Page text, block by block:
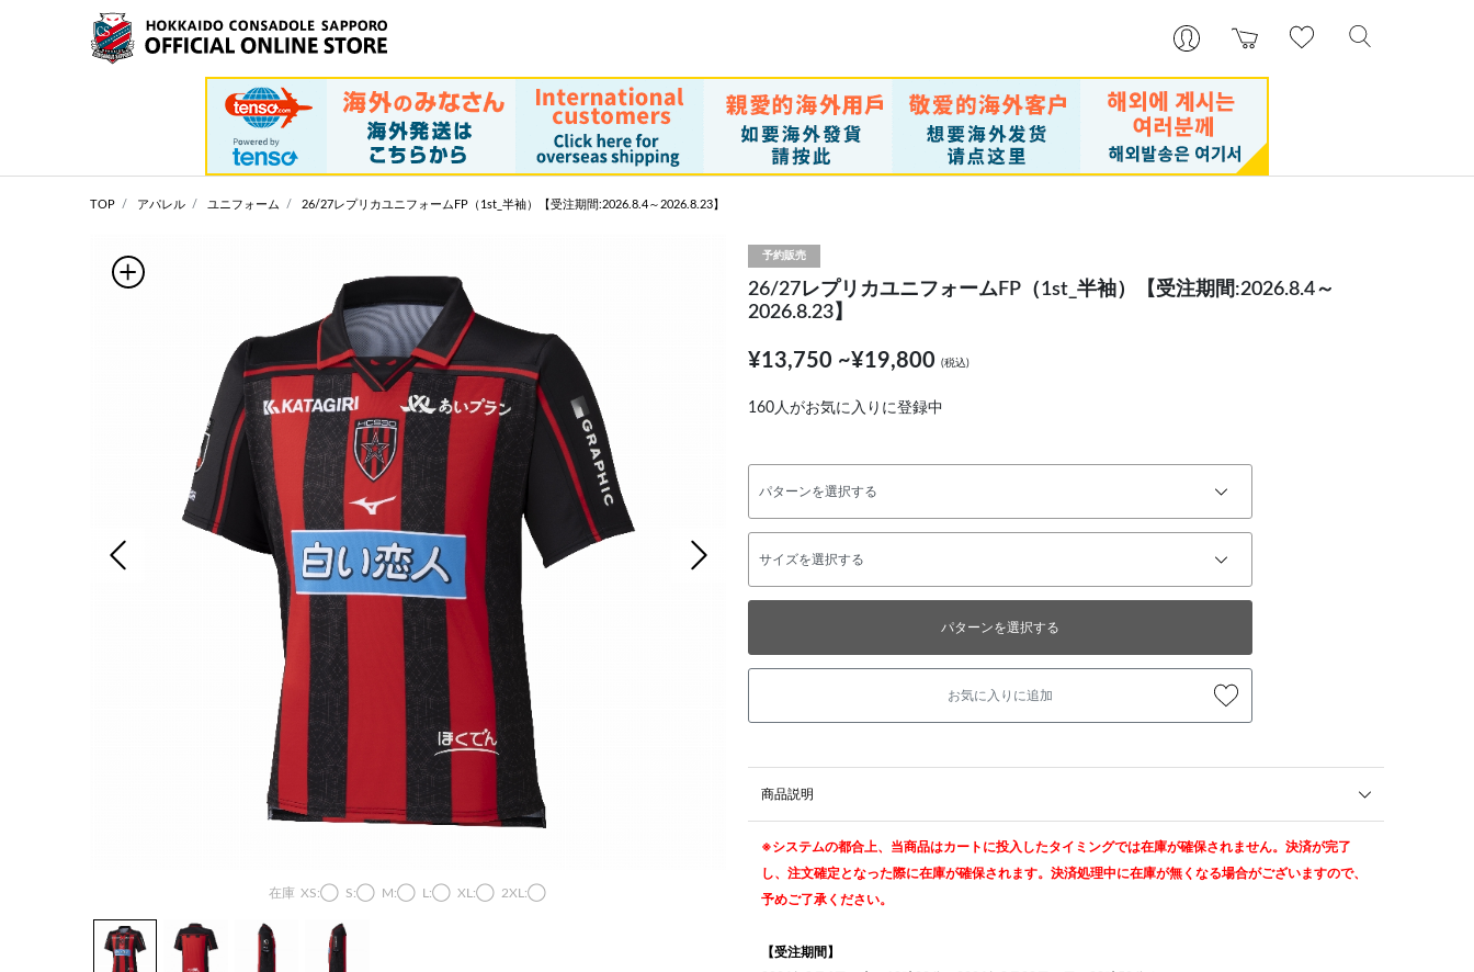
TOP アパレル ユニフォーム 26/27レプリカユニフォームFP（1st_半袖）【受注期間:2026.8.4～2026.8.23】
前の画像 次の画像
在庫 XS:◯ S:◯ M:◯ L:◯ XL:◯ 2XL:◯
予約販売
26/27レプリカユニフォームFP（1st_半袖）【受注期間:2026.8.4～
2026.8.23】
¥13,750 ~¥19,800 (税込)
160人がお気に入りに登録中
パターンを選択する
お気に入りに追加
商品説明
※システムの都合上、当商品はカートに投入したタイミングでは在庫が確保されません。決済が完了
し、注文確定となった際に在庫が確保されます。決済処理中に在庫が無くなる場合がございますので、
予めご了承ください。
【受注期間】